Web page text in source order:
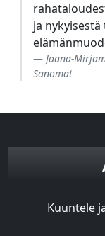
ja
Jaana-
Sanomat
Kuuntele